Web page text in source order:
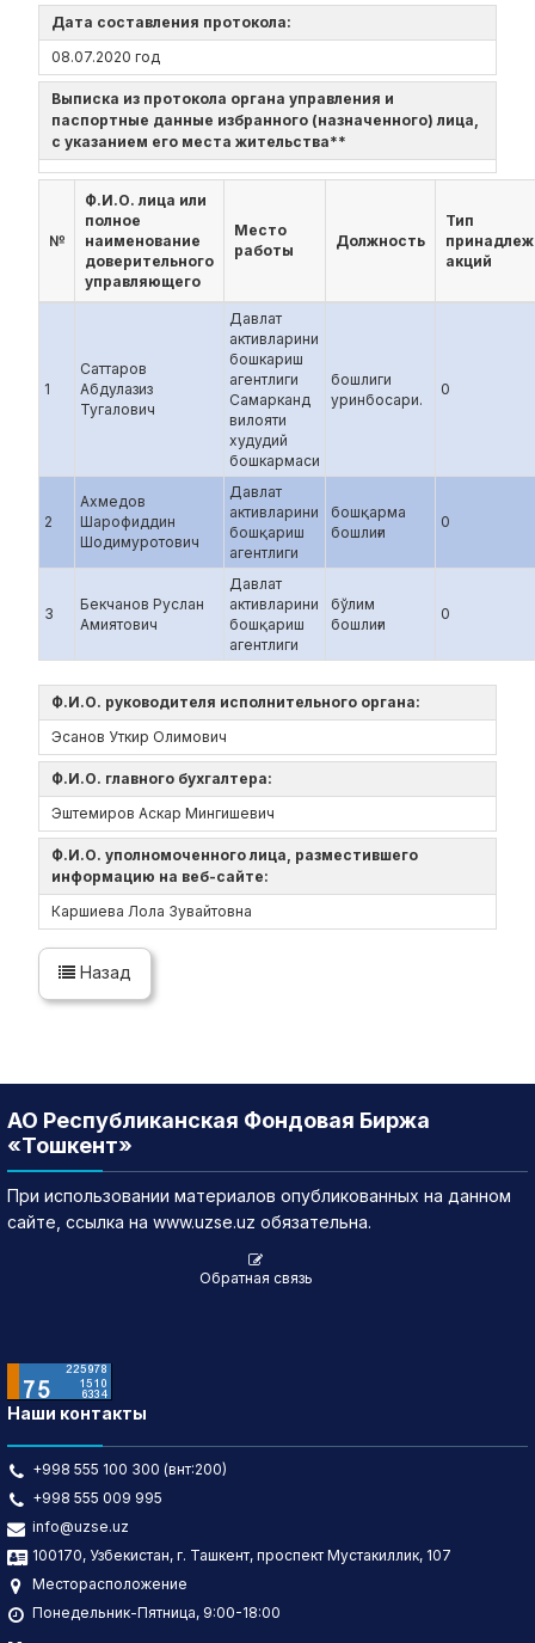
Дата составления протокола:
08.07.2020 год
Выписка из протокола органа управления и
паспортные данные избранного (назначенного) лица,
с указанием его места жительства**
№
Ф.И.О. лица или
полное
наименование
доверительного
управляющего
Место
работы
Должность
Тип
акций
1
Саттаров
Абдулазиз
Тугалович
Давлат
активларини
бошкариш
агентлиги
Самарканд
вилояти
худудий
бошкармаси
бошлиги
уринбосари.
0
2
Ахмедов
Шарофиддин
Шодимуротович
Давлат
активларини
бошқариш
агентлиги
бошқарма
бошлиғи
0
3
Бекчанов Руслан
Амиятович
Давлат
активларини
бошқариш
агентлиги
бўлим
бошлиғи
0
Ф.И.О. руководителя исполнительного органа:
Эсанов Уткир Олимович
Ф.И.О. главного бухгалтера:
Эштемиров Аскар Мингишевич
Ф.И.О. уполномоченного лица, разместившего
информацию на веб-сайте:
Каршиева Лола Зувайтовна
Назад
АО Республиканская Фондовая Биржа
«Тошкент»
При использовании материалов опубликованных на данном
сайте, ссылка на www.uzse.uz обязательна.
Обратная связь
Наши контакты
+998 555 100 300 (внт:200)
+998 555 009 995
info@uzse.uz
100170, Узбекистан, г. Ташкент, проспект Мустакиллик, 107
Месторасположение
Понедельник-Пятница, 9:00-18:00